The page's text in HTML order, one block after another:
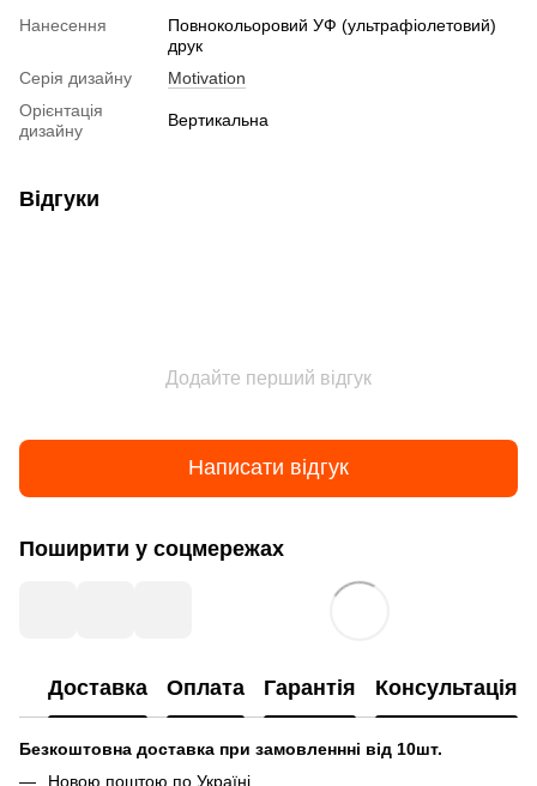
Нанесення
Повнокольоровий УФ (ультрафіолетовий)
друк
Серія дизайну
Motivation
Орієнтація
дизайну
Вертикальна
Відгуки
Додайте перший відгук
Написати відгук
Поширити у соцмережах
Доставка Оплата Гарантія Консультація
Безкоштовна доставка при замовленнні від 10шт.
Новою поштою по Україні